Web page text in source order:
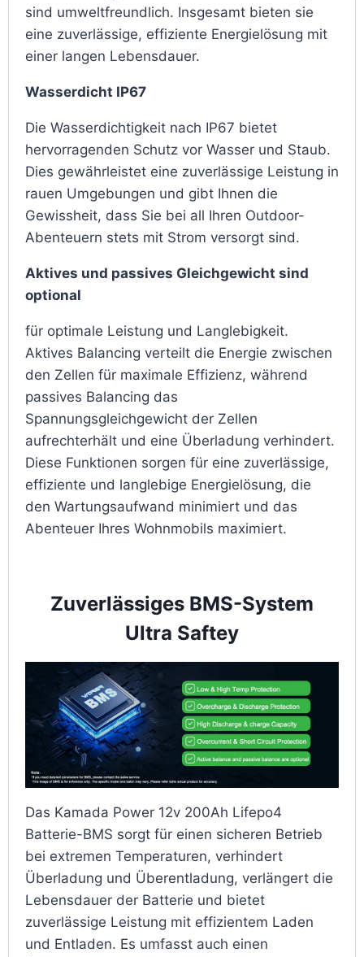
sind umweltfreundlich. Insgesamt bieten sie
eine zuverlässige, effiziente Energielösung mit
einer langen Lebensdauer.
Wasserdicht IP67
Die Wasserdichtigkeit nach IP67 bietet
hervorragenden Schutz vor Wasser und Staub.
Dies gewährleistet eine zuverlässige Leistung in
rauen Umgebungen und gibt Ihnen die
Gewissheit, dass Sie bei all Ihren Outdoor-
Abenteuern stets mit Strom versorgt sind.
Aktives und passives Gleichgewicht sind
optional
für optimale Leistung und Langlebigkeit.
Aktives Balancing verteilt die Energie zwischen
den Zellen für maximale Effizienz, während
passives Balancing das
Spannungsgleichgewicht der Zellen
aufrechterhält und eine Überladung verhindert.
Diese Funktionen sorgen für eine zuverlässige,
effiziente und langlebige Energielösung, die
den Wartungsaufwand minimiert und das
Abenteuer Ihres Wohnmobils maximiert.
Zuverlässiges BMS-System
Ultra Saftey
Das Kamada Power 12v 200Ah Lifepo4
Batterie-BMS sorgt für einen sicheren Betrieb
bei extremen Temperaturen, verhindert
Überladung und Überentladung, verlängert die
Lebensdauer der Batterie und bietet
zuverlässige Leistung mit effizientem Laden
und Entladen. Es umfasst auch einen